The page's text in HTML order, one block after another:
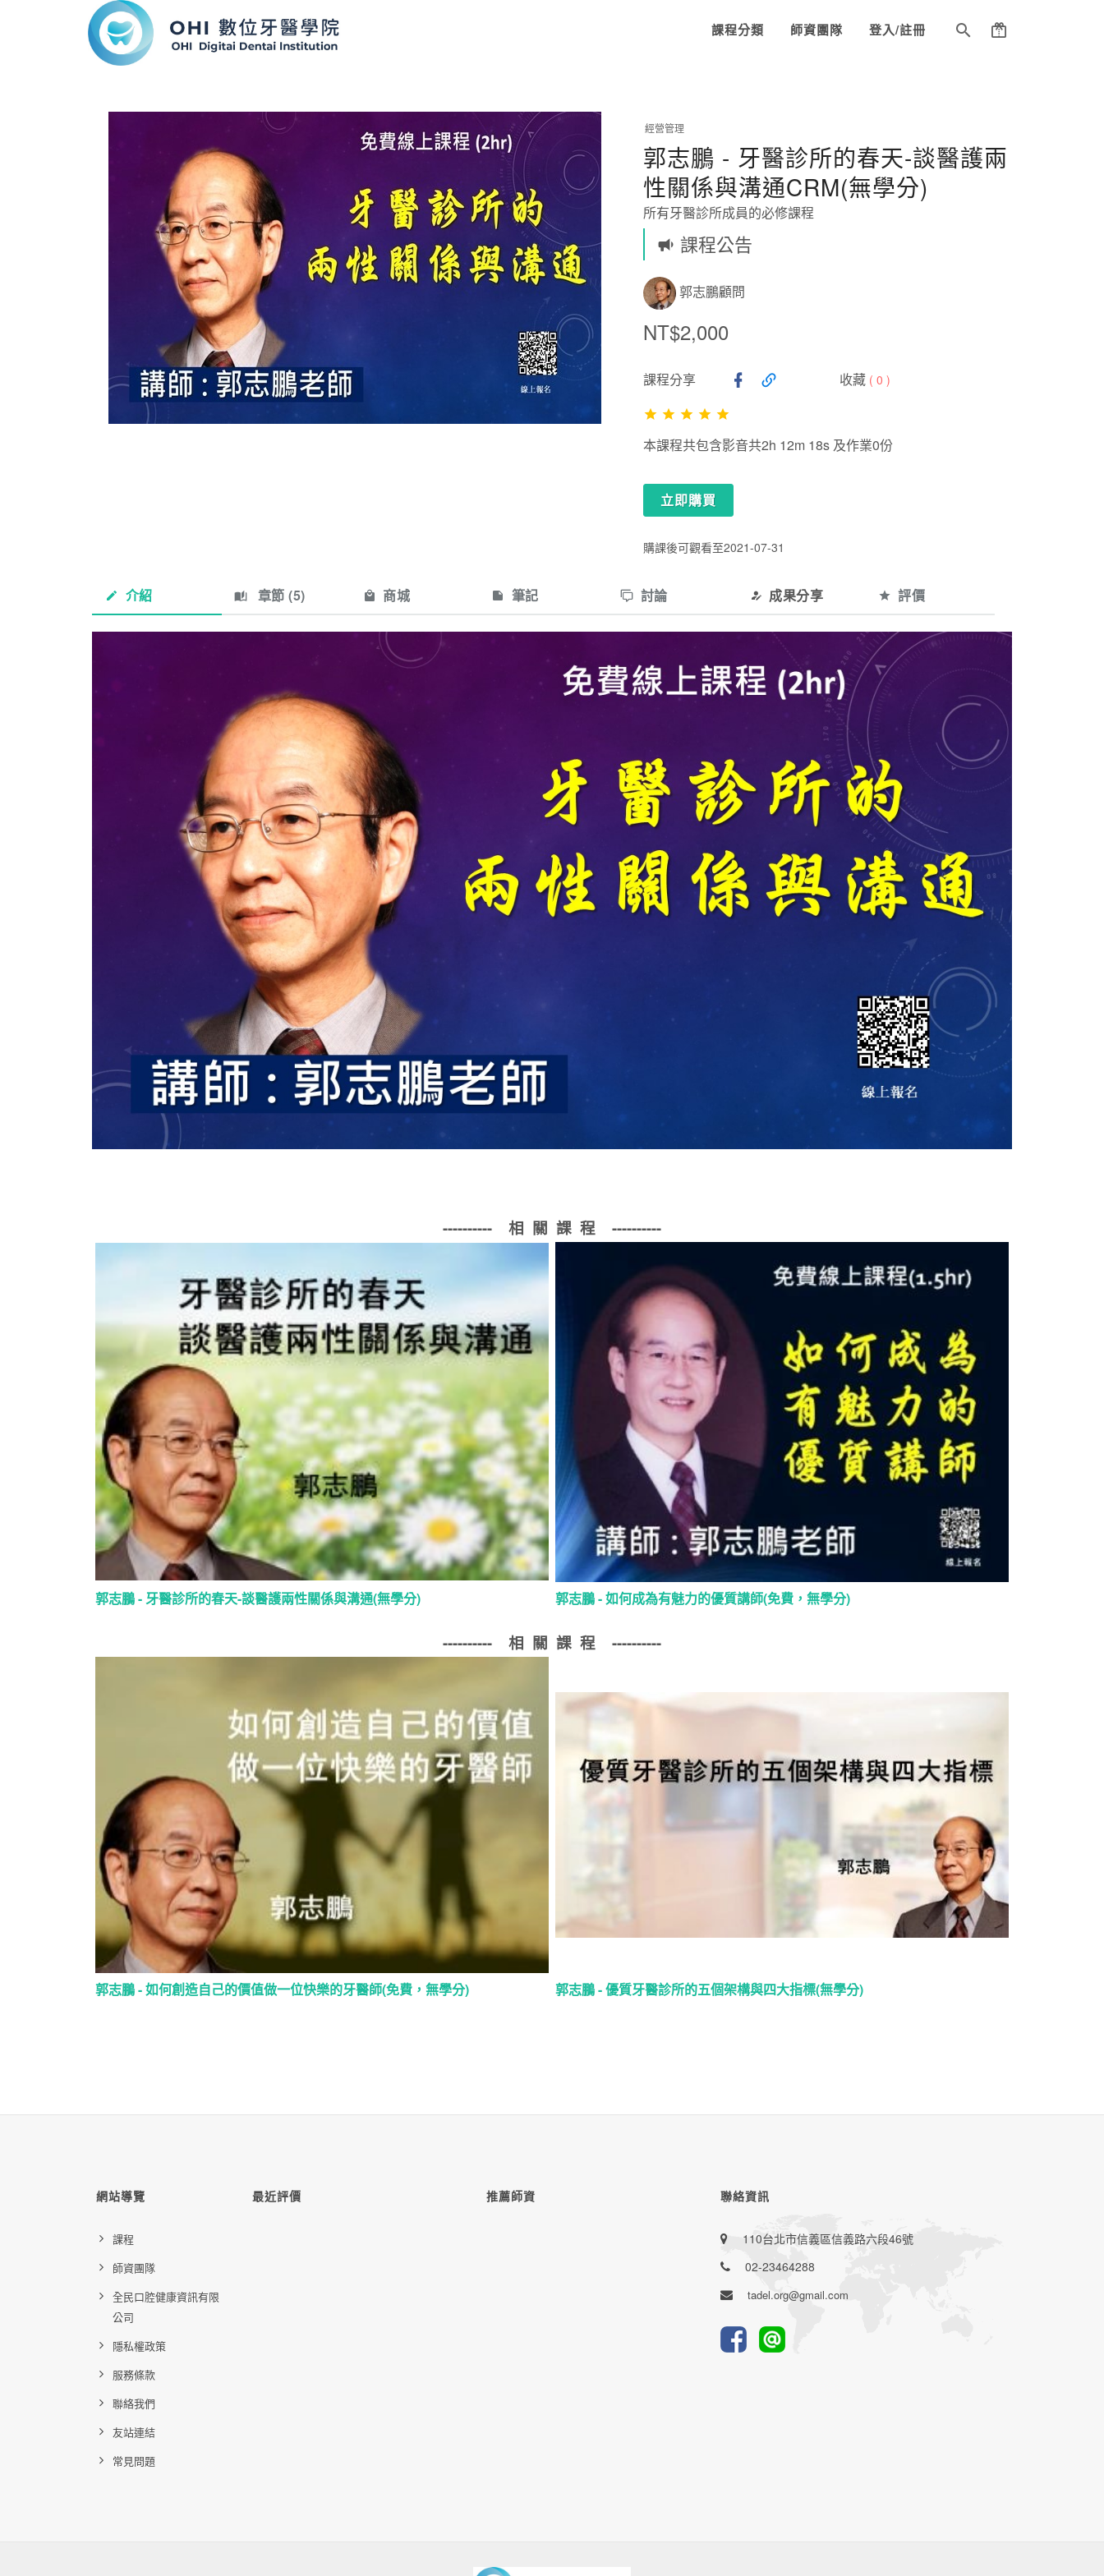
課程分類 師資團隊 登入/註冊
經營管理
郭志鵬 - 牙醫診所的春天-談醫護兩
性關係與溝通CRM(無學分)
所有牙醫診所成員的必修課程
課程公告
郭志鵬顧問
NT$2,000
課程分享 收藏 (0)
本課程共包含影音共2h 12m 18s 及作業0份
立即購買
購課後可觀看至2021-07-31
介紹 章節 (5) 商城 筆記 討論 成果分享 評價
---------- 相 關 課 程 ----------
郭志鵬 - 牙醫診所的春天-談醫護兩性關係與溝通(無學分) 郭志鵬 - 如何成為有魅力的優質講師(免費，無學分)
---------- 相 關 課 程 ----------
郭志鵬 - 如何創造自己的價值做一位快樂的牙醫師(免費，無學分) 郭志鵬 - 優質牙醫診所的五個架構與四大指標(無學分)
網站導覽
課程
師資團隊
全民口腔健康資訊有限
公司
隱私權政策
服務條款
聯絡我們
友站連結
常見問題
最近評價 推薦師資 聯絡資訊
110台北市信義區信義路六段46號
02-23464288
tadel.org@gmail.com